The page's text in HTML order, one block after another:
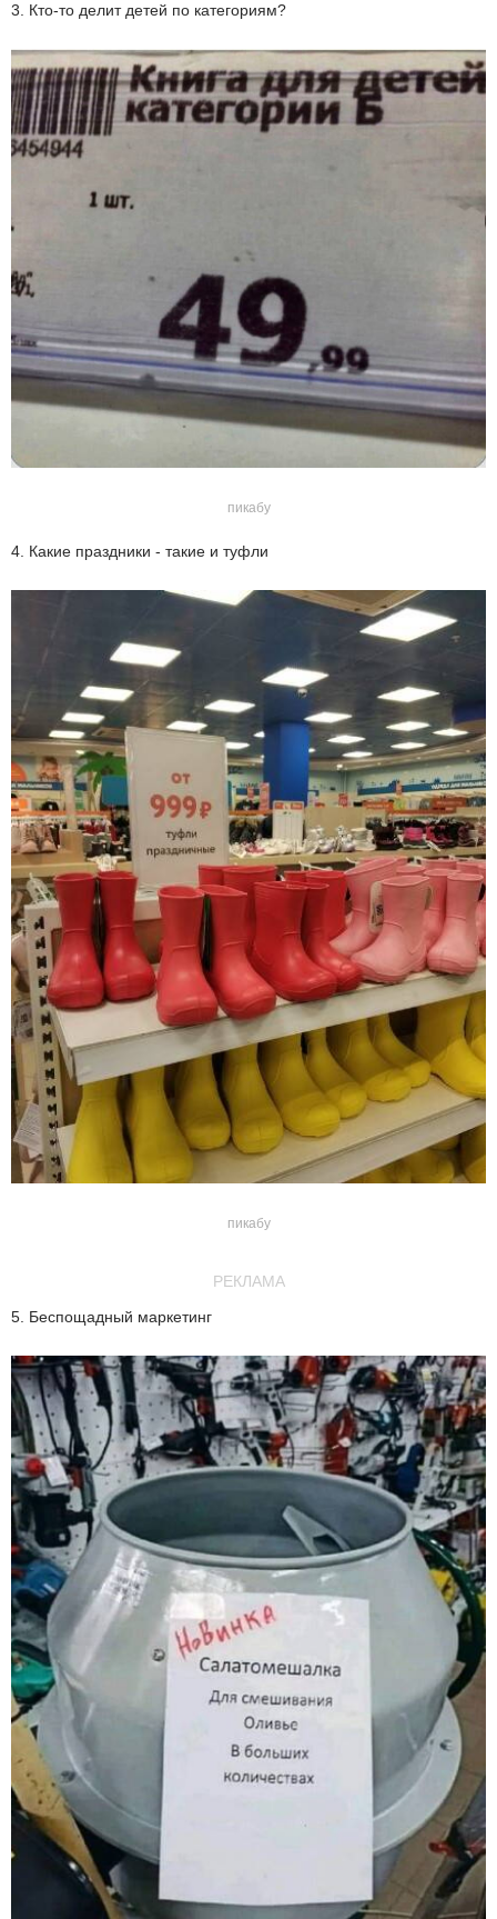
3. Кто-то делит детей по категориям?
пикабу
4. Какие праздники - такие и туфли
пикабу
РЕКЛАМА
5. Беспощадный маркетинг